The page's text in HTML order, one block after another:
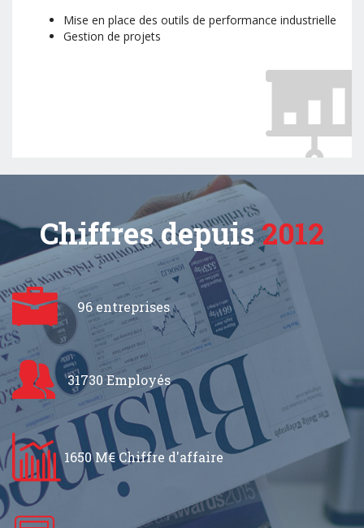
Mise en place des outils de performance industrielle
Gestion de projets
Chiffres depuis2012
96 entreprises
31730 Employés
1650 M€ Chiffre d'affaire